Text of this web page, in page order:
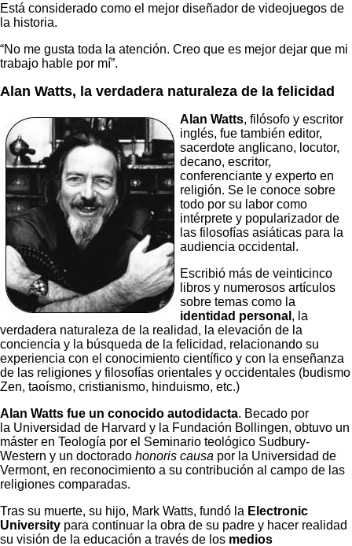
Está considerado como el mejor diseñador de videojuegos de
la historia.
“No me gusta toda la atención. Creo que es mejor dejar que mi
trabajo hable por mí”.
Alan Watts, la verdadera naturaleza de la felicidad
Alan Watts, filósofo y escritor
inglés, fue también editor,
sacerdote anglicano, locutor,
decano, escritor,
conferenciante y experto en
religión. Se le conoce sobre
todo por su labor como
intérprete y popularizador de
las filosofías asiáticas para la
audiencia occidental.
Escribió más de veinticinco
libros y numerosos artículos
sobre temas como la
identidad personal , la
verdadera naturaleza de la realidad, la elevación de la
conciencia y la búsqueda de la felicidad, relacionando su
experiencia con el conocimiento científico y con la enseñanza
de las religiones y filosofías orientales y occidentales (budismo
Zen, taoísmo, cristianismo, hinduismo, etc.)
Alan Watts fue un conocido autodidacta. Becado por
la Universidad de Harvard y la Fundación Bollingen, obtuvo un
máster en Teología por el Seminario teológico Sudbury-
Western y un doctorado honoris causa por la Universidad de
Vermont, en reconocimiento a su contribución al campo de las
religiones comparadas.
Tras su muerte, su hijo, Mark Watts, fundó la Electronic
University para continuar la obra de su padre y hacer realidad
su visión de la educación a través de los medios